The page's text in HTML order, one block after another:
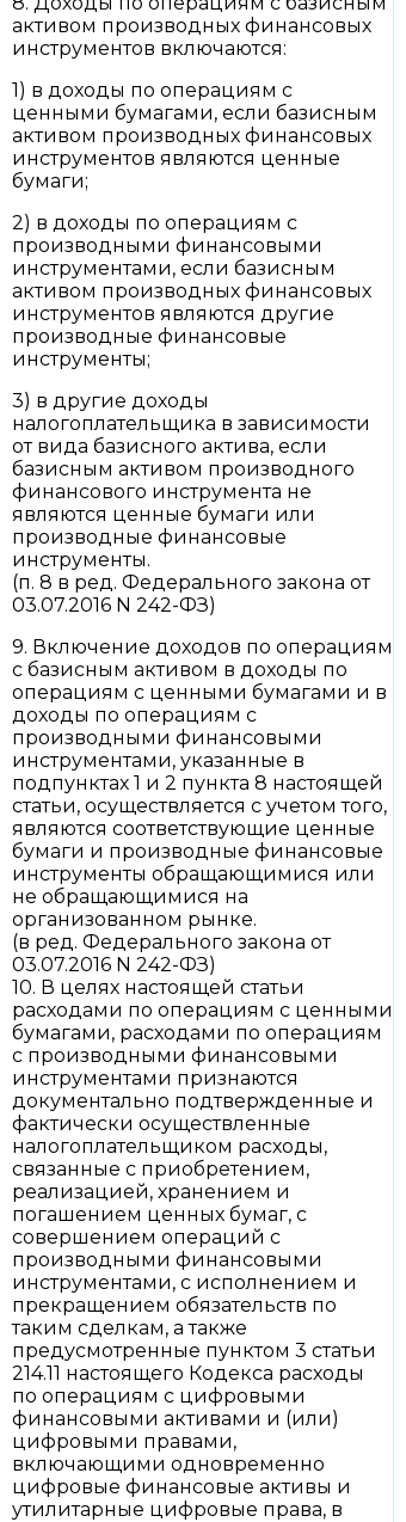
активом производных финансовых
инструментов включаются:
1) в доходы по операциям с
ценными бумагами, если базисным
активом производных финансовых
инструментов являются ценные
бумаги;
2) в доходы по операциям с
производными финансовыми
инструментами, если базисным
активом производных финансовых
инструментов являются другие
производные финансовые
инструменты;
3) в другие доходы
налогоплательщика в зависимости
от вида базисного актива, если
базисным активом производного
финансового инструмента не
являются ценные бумаги или
производные финансовые
инструменты.
(п. 8 в ред. Федерального закона от
03.07.2016 N 242-ФЗ)
9. Включение доходов по операциям
с базисным активом в доходы по
операциям с ценными бумагами и в
доходы по операциям с
производными финансовыми
инструментами, указанные в
подпунктах 1 и 2 пункта 8 настоящей
статьи, осуществляется с учетом того,
являются соответствующие ценные
бумаги и производные финансовые
инструменты обращающимися или
не обращающимися на
организованном рынке.
(в ред. Федерального закона от
03.07.2016 N 242-ФЗ)
10. В целях настоящей статьи
расходами по операциям с ценными
бумагами, расходами по операциям
с производными финансовыми
инструментами признаются
документально подтвержденные и
фактически осуществленные
налогоплательщиком расходы,
связанные с приобретением,
реализацией, хранением и
погашением ценных бумаг, с
совершением операций с
производными финансовыми
инструментами, с исполнением и
прекращением обязательств по
таким сделкам, а также
предусмотренные пунктом 3 статьи
214.11 настоящего Кодекса расходы
по операциям с цифровыми
финансовыми активами и (или)
цифровыми правами,
включающими одновременно
цифровые финансовые активы и
утилитарные цифровые права, в